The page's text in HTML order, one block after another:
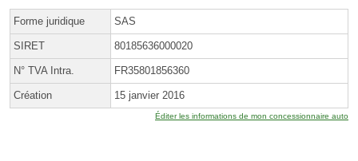
Forme juridique SAS
SIRET 80185636000020
N° TVA Intra. FR35801856360
Création 15 janvier 2016
Éditer les informations de mon concessionnaire auto